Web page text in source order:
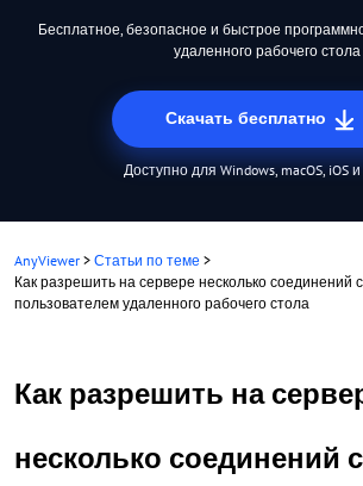
Бесплатное, безопасное и быстрое
удаленного рабочего стола
Скачать бесплатно
Доступно для Windows, macOS, iOS
AnyViewer > Статьи по теме >
Как разрешить на сервере несколько соединений
пользователем удаленного рабочего стола
Как разрешить на
несколько соединений